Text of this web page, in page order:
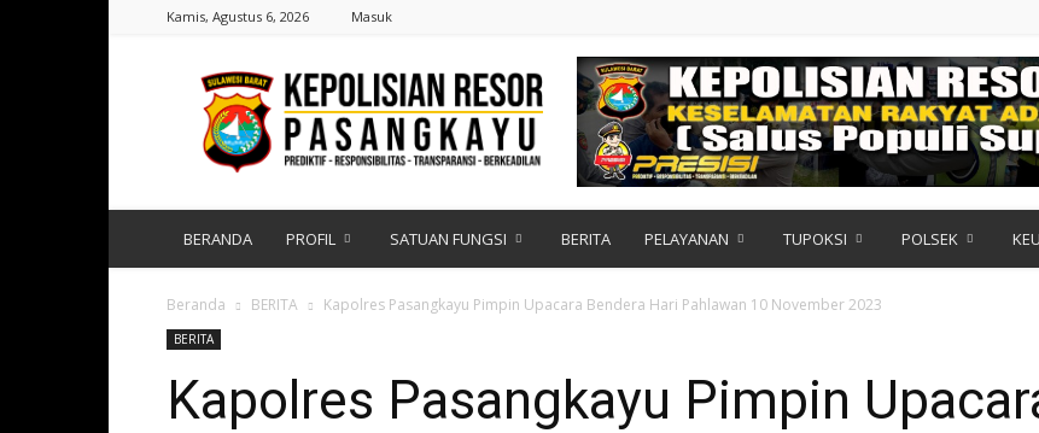
Kamis, Agustus 6, 2026 Masuk
Polres
Pasangkayu
|
Sulawesi
Barat
BERANDA PROFIL SATUAN FUNGSI BERITA PELAYANAN TUPOKSI POLSEK
Beranda BERITA Kapolres Pasangkayu Pimpin Upacara Bendera Hari Pahlawan 10 November 2023
BERITA
Kapolres Pasangkayu Pimpin